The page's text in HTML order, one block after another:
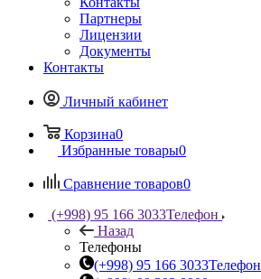
Партнеры
Лицензии
Документы
Контакты
Личный кабинет
Корзина0
Избранные товары0
Сравнение товаров0
(+998) 95 166 3033Телефон
Назад
Телефоны
(+998) 95 166 3033Телефон